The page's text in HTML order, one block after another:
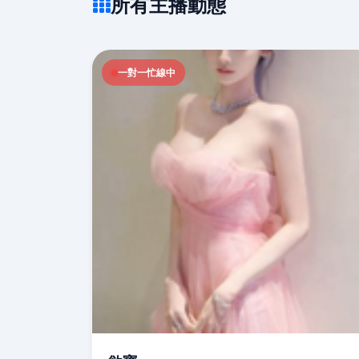
一對一忙線中